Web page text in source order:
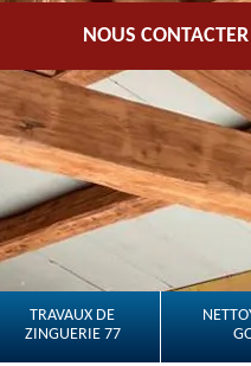
NOUS CONTACTER
TRAVAUX DE
ZINGUERIE 77